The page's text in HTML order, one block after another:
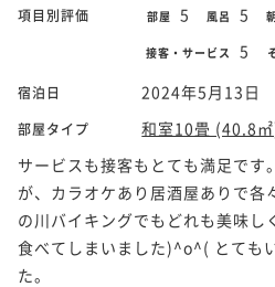
項目別評価 部屋 5 風呂 5
接客・サービス 5
宿泊日 2024年5月13日
部屋タイプ
和室10畳 (40.8
サービスも接客もとても満足です
が、カラオケあり居酒屋ありで各
の川バイキングでもどれも美味し
食べてしまいました)^o^( とても
た。